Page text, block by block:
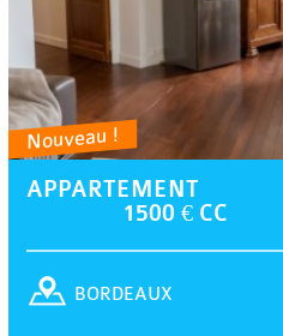
Nouveau !
APPARTEMENT
1500 € CC
BORDEAUX